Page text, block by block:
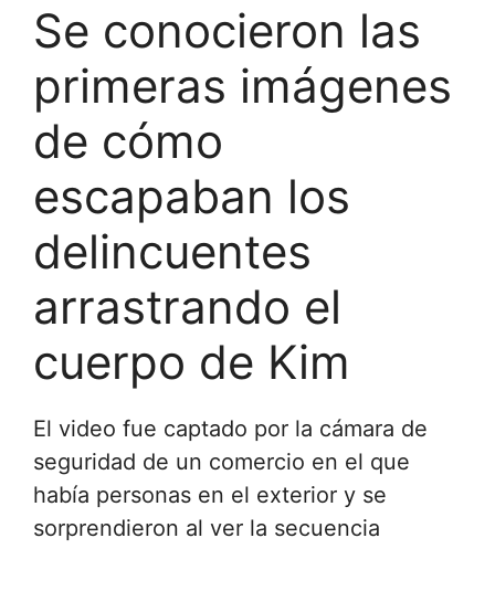
Se conocieron las
primeras imágenes
de cómo
escapaban los
delincuentes
arrastrando el
cuerpo de Kim
El video fue captado por la cámara de
seguridad de un comercio en el que
había personas en el exterior y se
sorprendieron al ver la secuencia